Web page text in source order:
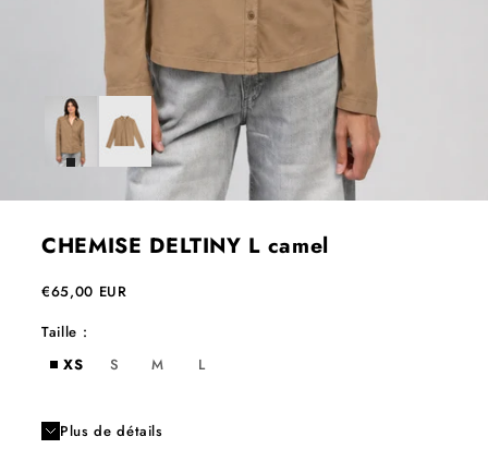
CHEMISE DELTINY L camel
Prix de vente
€65,00 EUR
Taille :
XS
S M L
Plus de détails